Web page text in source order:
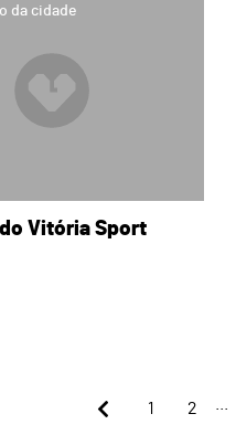
da cidade
Vitória Sport
1 2